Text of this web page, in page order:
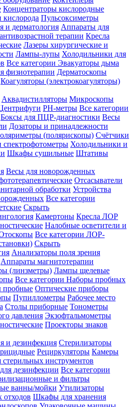
Концентраторы кислородные
Пульсоксиметры
и дерматология Аппараты для
терапии Кресла
Лазеры хирургические и
Лампы-лупы Холодильники для
Все категории Эвакуаторы дыма
физиотерапии Дерматоскопы
Коагуляторы (электрокоагуляторы)
Аквадистилляторы Микроскопы
PH-метры Все категории
Боксы для ПЦР-диагностики Весы
Дозаторы и принадлежности
(полярископы) Счётчики
Холодильники и
Шкафы сушильные Штативы
Весы для новорожденных
Отсасыватели
обработки Устройства
Все категории
Скрыть
Камертоны Кресла ЛОР
Налобные осветители и
Все категории ЛОР-
Скрыть
Анализаторы поля зрения
Аппараты магнитотерапии
(линзметры) Лампы щелевые
Все категории Наборы пробных
пробные Оптические приборы
Пупиллометры Рабочее место
Столы приборные Тонометры
давления Экзофтальмометры
Проекторы знаков
и дезинфекция Стерилизаторы
Рециркуляторы Камеры
стерильных инструментов
дезинфекции Все категории
и фильтры
ванны/мойки Утилизаторы
отходов Шкафы для хранения